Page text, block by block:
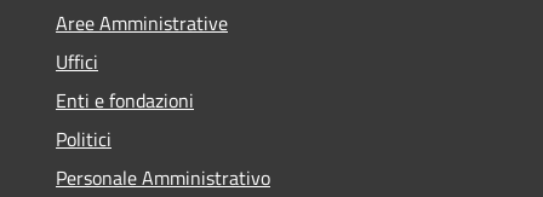
Aree Amministrative
Uffici
Enti e fondazioni
Politici
Personale Amministrativo